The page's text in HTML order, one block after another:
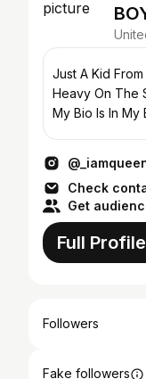
Just A Kid
Heavy On The
My Bio Is In My
Check
Get
Full
Followers
Fake followers